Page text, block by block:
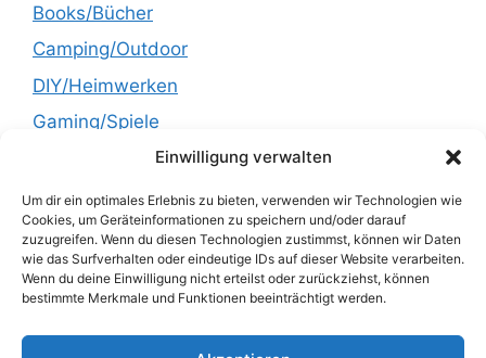
Einwilligung verwalten
Um dir ein optimales Erlebnis zu bieten, verwenden wir Technologien wie
Cookies, um Geräteinformationen zu speichern und/oder darauf
zuzugreifen. Wenn du diesen Technologien zustimmst, können wir Daten
wie das Surfverhalten oder eindeutige IDs auf dieser Website verarbeiten.
Wenn du deine Einwilligung nicht erteilst oder zurückziehst, können
bestimmte Merkmale und Funktionen beeinträchtigt werden.
Books/Bücher
Camping/Outdoor
DIY/Heimwerken
Gaming/Spiele
Garden/Garten
Health/Gesundheit
Kitchen/Küche
Lifestyle
Recipes/Rezepte
Technology/Technik